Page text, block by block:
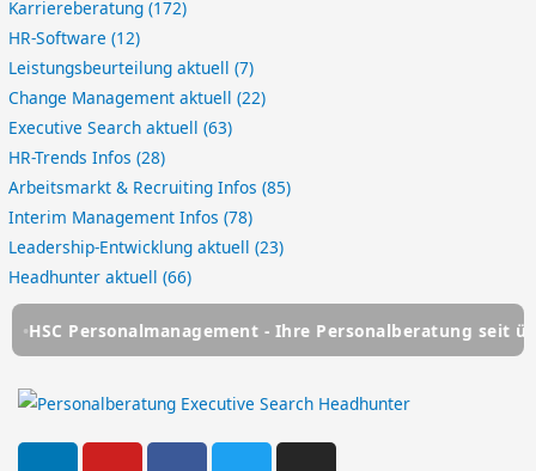
Karriereberatung(172)
HR-Software(12)
Leistungsbeurteilung aktuell(7)
Change Management aktuell(22)
Executive Search aktuell(63)
HR-Trends Infos(28)
Arbeitsmarkt & Recruiting Infos(85)
Interim Management Infos(78)
Leadership-Entwicklung aktuell(23)
Headhunter aktuell(66)
Personalmanagement - Ihre Personalberatung seit über
L Y F T I